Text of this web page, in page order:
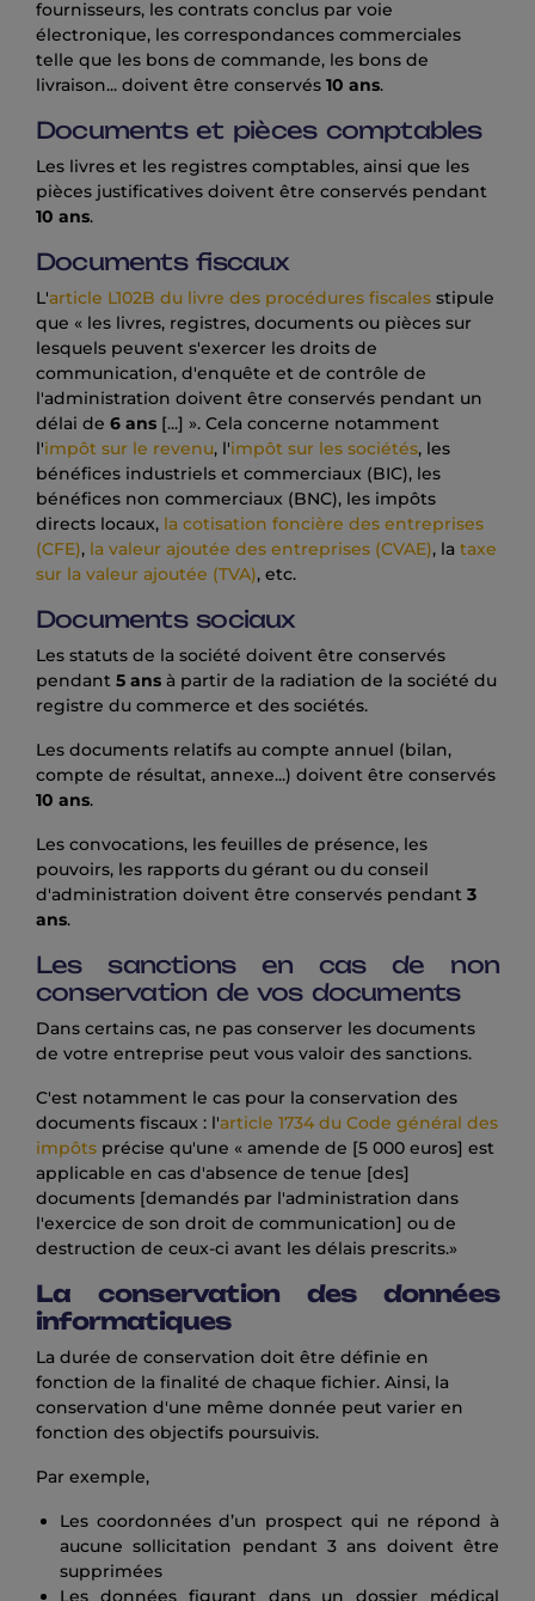
fournisseurs, les contrats conclus par voie
électronique, les correspondances commerciales
telle que les bons de commande, les bons de
livraison... doivent être conservés 10 ans.
Documents et pièces comptables
Les livres et les registres comptables, ainsi que les
pièces justificatives doivent être conservés pendant
10 ans.
Documents fiscaux
L'article L102B du livre des procédures fiscales stipule
que « les livres, registres, documents ou pièces sur
lesquels peuvent s'exercer les droits de
communication, d'enquête et de contrôle de
l'administration doivent être conservés pendant un
délai de 6 ans [...] ». Cela concerne notamment
l'impôt sur le revenu, l'impôt sur les sociétés, les
bénéfices industriels et commerciaux (BIC), les
bénéfices non commerciaux (BNC), les impôts
directs locaux, la cotisation foncière des entreprises
(CFE), la valeur ajoutée des entreprises (CVAE), la taxe
sur la valeur ajoutée (TVA), etc.
Documents sociaux
Les statuts de la société doivent être conservés
pendant 5 ans à partir de la radiation de la société du
registre du commerce et des sociétés.
Les documents relatifs au compte annuel (bilan,
compte de résultat, annexe...) doivent être conservés
10 ans.
Les convocations, les feuilles de présence, les
pouvoirs, les rapports du gérant ou du conseil
d'administration doivent être conservés pendant 3
ans.
Les sanctions en cas de non
conservation de vos documents
Dans certains cas, ne pas conserver les documents
de votre entreprise peut vous valoir des sanctions.
C'est notamment le cas pour la conservation des
documents fiscaux : l'article 1734 du Code général des
impôts précise qu'une « amende de [5 000 euros] est
applicable en cas d'absence de tenue [des]
documents [demandés par l'administration dans
l'exercice de son droit de communication] ou de
destruction de ceux-ci avant les délais prescrits.»
La conservation des données
informatiques
La durée de conservation doit être définie en
fonction de la finalité de chaque fichier. Ainsi, la
conservation d'une même donnée peut varier en
fonction des objectifs poursuivis.
Par exemple,
Les coordonnées d’un prospect qui ne répond à
aucune sollicitation pendant 3 ans doivent être
supprimées
Les données figurant dans un dossier médical